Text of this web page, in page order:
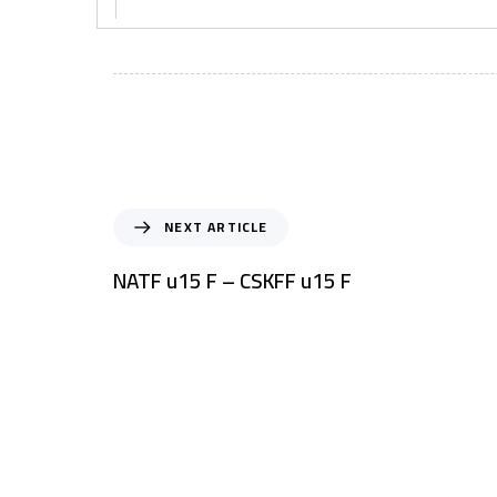
NEXT ARTICLE
NATF u15 F – CSKFF u15 F